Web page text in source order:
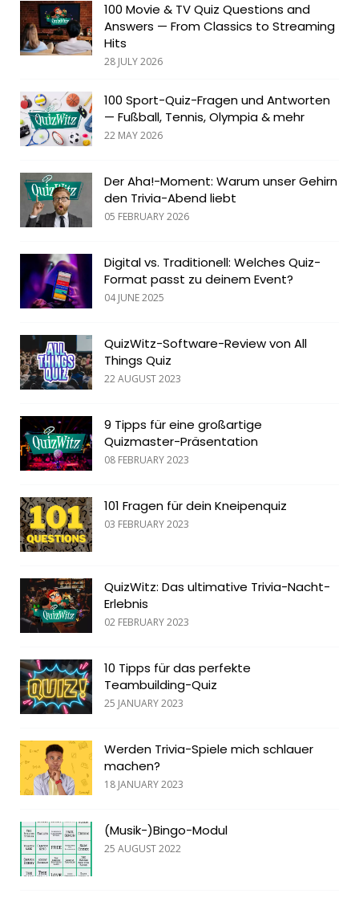
100 Movie & TV Quiz Questions and
Answers — From Classics to Streaming
Hits
28 JULY 2026
100 Sport-Quiz-Fragen und Antworten
— Fußball, Tennis, Olympia & mehr
22 MAY 2026
Der Aha!-Moment: Warum unser Gehirn
den Trivia-Abend liebt
05 FEBRUARY 2026
Digital vs. Traditionell: Welches Quiz-
Format passt zu deinem Event?
04 JUNE 2025
QuizWitz-Software-Review von All
Things Quiz
22 AUGUST 2023
9 Tipps für eine großartige
Quizmaster-Präsentation
08 FEBRUARY 2023
101 Fragen für dein Kneipenquiz
03 FEBRUARY 2023
QuizWitz: Das ultimative Trivia-Nacht-
Erlebnis
02 FEBRUARY 2023
10 Tipps für das perfekte
Teambuilding-Quiz
25 JANUARY 2023
Werden Trivia-Spiele mich schlauer
machen?
18 JANUARY 2023
(Musik-)Bingo-Modul
25 AUGUST 2022